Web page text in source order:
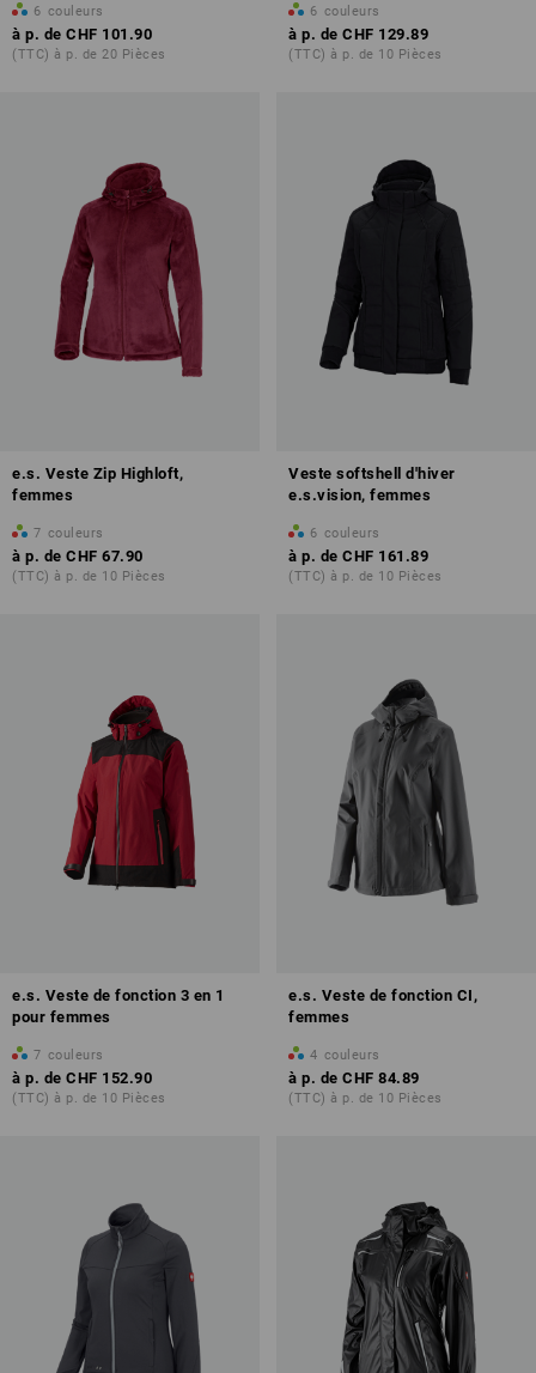
6 couleurs
à p. de CHF 101.90
(TTC) à p. de 20 Pièces
6 couleurs
à p. de CHF 129.89
(TTC) à p. de 10 Pièces
e.s. Veste Zip Highloft,
femmes
7 couleurs
à p. de CHF 67.90
(TTC) à p. de 10 Pièces
Veste softshell d'hiver
e.s.vision, femmes
6 couleurs
à p. de CHF 161.89
(TTC) à p. de 10 Pièces
e.s. Veste de fonction 3 en 1
pour femmes
7 couleurs
à p. de CHF 152.90
(TTC) à p. de 10 Pièces
e.s. Veste de fonction CI,
femmes
4 couleurs
à p. de CHF 84.89
(TTC) à p. de 10 Pièces